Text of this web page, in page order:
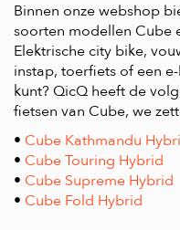
Binnen onze webshop
soorten modellen Cube
Elektrische city bike,
instap, toerfiets of een
kunt? QicQ heeft de
fietsen van Cube, we
• Cube Kathmandu
• Cube Touring Hybrid
• Cube Supreme Hybrid
• Cube Fold Hybrid